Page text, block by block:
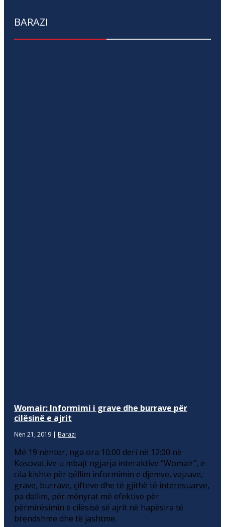
BARAZI
Womair: Informimi i grave dhe burrave për
cilësinë e ajrit
Nën 21, 2019 | Barazi
Më 19 nëntor, nga ora 10:00 deri në 12:00 në
KosovaLive u mbajt ngjarja interaktive “Womair”, e
cila kishte për qëllim informimin e djemve, vajzave,
grave, burrave, çifteve dhe të gjithë të interesuarve,
pa dallim, për mënyrat më efektive për
përmirësimin e cilësisë së ajrit në hapësira të
brendshme dhe të jashtme.